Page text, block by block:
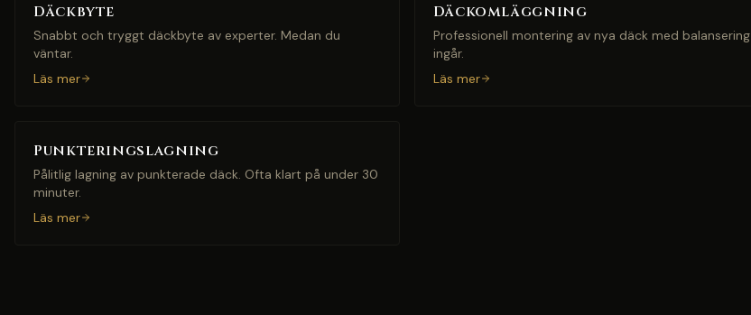
Däckbyte
Snabbt och tryggt däckbyte av experter. Medan du
väntar.
Läs mer
Däckomläggning
Professionell montering av nya däck med balansering
ingår.
Läs mer
Punkteringslagning
Pålitlig lagning av punkterade däck. Ofta klart på under 30
minuter.
Läs mer